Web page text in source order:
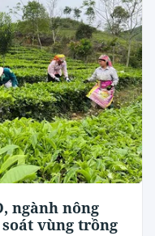
ngành nông
vùng trồng